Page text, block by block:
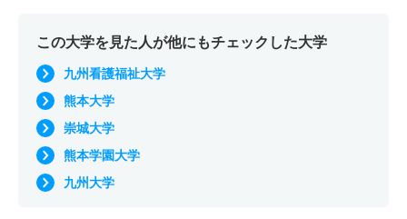
この大学を見た人が他にもチェックした大学
九州看護福祉大学
熊本大学
崇城大学
熊本学園大学
九州大学